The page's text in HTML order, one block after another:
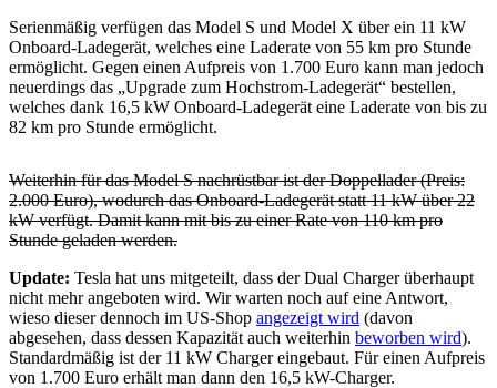
Serienmäßig verfügen das Model S und Model X über ein 11 kW
Onboard-Ladegerät, welches eine Laderate von 55 km pro Stunde
ermöglicht. Gegen einen Aufpreis von 1.700 Euro kann man jedoch
neuerdings das „Upgrade zum Hochstrom-Ladegerät“ bestellen,
welches dank 16,5 kW Onboard-Ladegerät eine Laderate von bis zu
82 km pro Stunde ermöglicht.
Weiterhin für das Model S nachrüstbar ist der Doppellader (Preis:
2.000 Euro), wodurch das Onboard-Ladegerät statt 11 kW über 22
kW verfügt. Damit kann mit bis zu einer Rate von 110 km pro
Stunde geladen werden.
Update: Tesla hat uns mitgeteilt, dass der Dual Charger überhaupt
nicht mehr angeboten wird. Wir warten noch auf eine Antwort,
wieso dieser dennoch im US-Shop angezeigt wird (davon
abgesehen, dass dessen Kapazität auch weiterhin beworben wird).
Standardmäßig ist der 11 kW Charger eingebaut. Für einen Aufpreis
von 1.700 Euro erhält man dann den 16,5 kW-Charger.